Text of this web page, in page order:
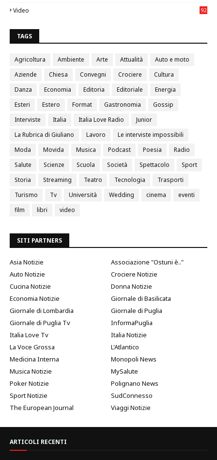
Video
92
TAGS
Agricoltura Ambiente Arte Attualità
Auto e moto
Aziende
Chiesa Convegni Crociere
Cultura
Danza
Economia Editoria Editoriale
Energia
Esteri
Estero Format Gastronomia
Gossip
Interviste
Italia Italia Love Radio
Junior
La Rubrica di Giuliano
Lavoro
Le interviste impossibili
Moda
Movida Musica Podcast Poesia
Radio
Salute
Scienze Scuola Società Spettacolo
Sport
Storia
Streaming Teatro Tecnologia
Trasporti
Turismo
Tv Università Wedding cinema
eventi
film
libri video
SITI PARTNERS
Asia Notizie
Associazione "Ostuni è.."
Auto Notizie
Crociere Notizie
Cucina Notizie
Donna Notizie
Economia Notizie
Giornale di Basilicata
Giornale di Lombardia
Giornale di Puglia
Giornale di Puglia Tv
InformaPuglia
Italia Love Tv
Italia Notizie
La Voce Grossa
L'Atlantico
Medicina Interna
Monopoli News
Musica Notizie
MySalute
Poker Notizie
Polignano News
Sport Notizie
SudConnesso
The European Journal
Viaggi Notizie
ARTICOLI RECENTI